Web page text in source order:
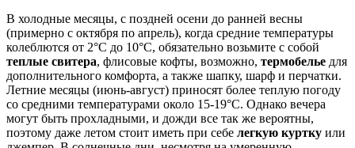
В холодные месяцы, с поздней осени до ранней весны
(примерно с октября по апрель), когда средние температуры
колеблются от 2°C до 10°C, обязательно возьмите с собой
теплые свитера, флисовые кофты, возможно, термобелье для
дополнительного комфорта, а также шапку, шарф и перчатки.
Летние месяцы (июнь-август) приносят более теплую погоду
со средними температурами около 15-19°C. Однако вечера
могут быть прохладными, и дожди все так же вероятны,
поэтому даже летом стоит иметь при себе легкую куртку или